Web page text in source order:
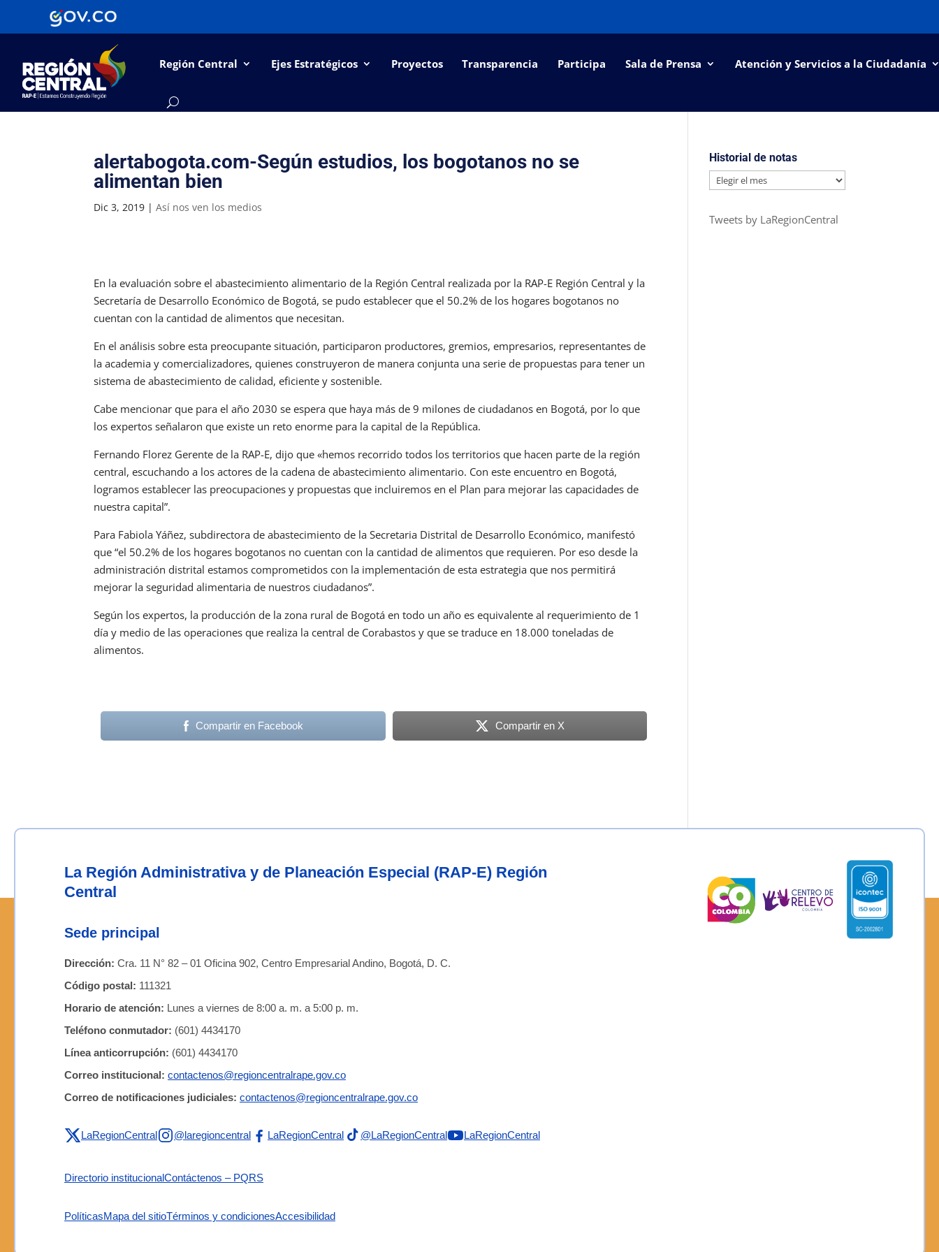
Región Central Ejes Estratégicos Proyectos Transparencia Participa Sala de Prensa Atención y Servicios a la Ciudadanía
alertabogota.com-Según estudios, los bogotanos no se
alimentan bien
Dic 3, 2019 |Así nos ven los medios
En la evaluación sobre el abastecimiento alimentario de la Región Central realizada por la RAP-E Región Central y la
Secretaría de Desarrollo Económico de Bogotá, se pudo establecer que el 50.2% de los hogares bogotanos no
cuentan con la cantidad de alimentos que necesitan.
En el análisis sobre esta preocupante situación, participaron productores, gremios, empresarios, representantes de
la academia y comercializadores, quienes construyeron de manera conjunta una serie de propuestas para tener un
sistema de abastecimiento de calidad, eficiente y sostenible.
Cabe mencionar que para el año 2030 se espera que haya más de 9 milones de ciudadanos en Bogotá, por lo que
los expertos señalaron que existe un reto enorme para la capital de la República.
Fernando Florez Gerente de la RAP-E, dijo que «hemos recorrido todos los territorios que hacen parte de la región
central, escuchando a los actores de la cadena de abastecimiento alimentario. Con este encuentro en Bogotá,
logramos establecer las preocupaciones y propuestas que incluiremos en el Plan para mejorar las capacidades de
nuestra capital”.
Para Fabiola Yáñez, subdirectora de abastecimiento de la Secretaria Distrital de Desarrollo Económico, manifestó
que “el 50.2% de los hogares bogotanos no cuentan con la cantidad de alimentos que requieren. Por eso desde la
administración distrital estamos comprometidos con la implementación de esta estrategia que nos permitirá
mejorar la seguridad alimentaria de nuestros ciudadanos”.
Según los expertos, la producción de la zona rural de Bogotá en todo un año es equivalente al requerimiento de 1
día y medio de las operaciones que realiza la central de Corabastos y que se traduce en 18.000 toneladas de
alimentos.
Compartir en Facebook Compartir en X
Historial de notas
Historial
notas
Tweets by LaRegionCentral
La Región Administrativa y de Planeación Especial (RAP-E) Región
Central
Sede principal
Dirección: Cra. 11 N° 82 – 01 Oficina 902, Centro Empresarial Andino, Bogotá, D. C.
Código postal: 111321
Horario de atención: Lunes a viernes de 8:00 a. m. a 5:00 p. m.
Teléfono conmutador: (601) 4434170
Línea anticorrupción: (601) 4434170
Correo institucional: contactenos@regioncentralrape.gov.co
Correo de notificaciones judiciales: contactenos@regioncentralrape.gov.co
LaRegionCentral @laregioncentral LaRegionCentral @LaRegionCentral LaRegionCentral
Directorio institucionalContáctenos – PQRS
PolíticasMapa del sitioTérminos y condicionesAccesibilidad